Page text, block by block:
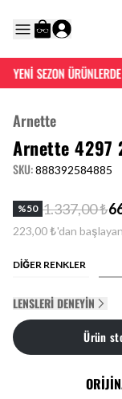
YENİ SEZON
Arnette
Arnette 4297
SKU:888392584885
%50 1.337,00 ₺
223,00 ₺'dan
DİĞER RENKLER
LENSLERI DENEYIN
Ürün